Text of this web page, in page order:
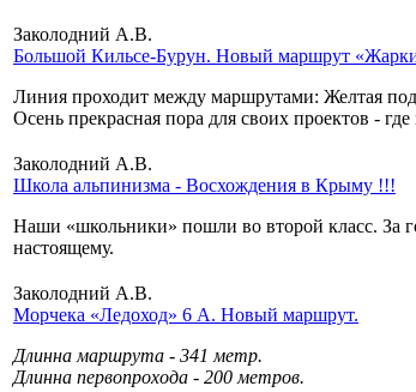
Заколодний А.В.
Большой Кильсе-Бурун. Новый маршрут
Линия проходит между маршрутами: Желтая
Осень прекрасная пора для своих проектов -
Заколодний А.В.
Школа альпинизма - Восхождения в Крыму !!!
Наши «школьники» пошли во второй класс. За
настоящему.
Заколодний А.В.
Морчека «Ледоход» 6 А. Новый маршрут.
Длинна маршрута - 341 метр.
Длинна первопрохода - 200 метров.